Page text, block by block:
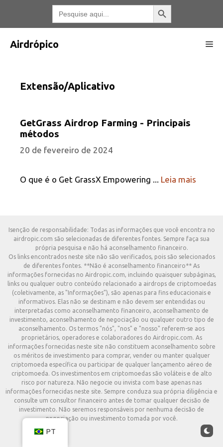
o
conteúdo
Pesquisar
por:
Botão Pesquisar
Airdrópico
Extensão/Aplicativo
GetGrass Airdrop Farming - Principais
métodos
20 de fevereiro de 2024
O que é o Get GrassX Empowering ... Leia mais
Isenção de responsabilidade: Todas as informações que você encontra no
airdropic.com são selecionadas de diferentes fontes. Sempre faça sua
própria pesquisa e não há aconselhamento financeiro.
Os links encontrados neste site não são verificados, pois são selecionados
de diferentes fontes. **Não é aconselhamento financeiro** As
informações fornecidas no Airdropic.com, incluindo quaisquer subpáginas,
links ou qualquer outro conteúdo relacionado a airdrops de criptomoedas
(coletivamente, as "Informações"), são apenas para fins educacionais e
informativos. Elas não se destinam e não devem ser entendidas ou
interpretadas como aconselhamento financeiro, aconselhamento de
investimento, aconselhamento de negociação ou qualquer outro tipo de
aconselhamento. Os termos "nós", "nos" e "nosso" referem-se aos
proprietários, operadores e colaboradores do Airdropic.com. As
informações fornecidas neste site não constituem aconselhamento sobre
os méritos de investimento para comprar, vender ou manter qualquer
criptomoeda específica ou participar de qualquer lançamento aéreo de
criptomoeda. Os investimentos em criptomoedas são voláteis e de alto
risco por natureza. Não negocie ou invista com base apenas nas
informações fornecidas neste site. Sempre conduza sua própria diligência e
consulte um consultor financeiro antes de tomar qualquer decisão de
investimento. Não seremos responsáveis por nenhuma decisão de
negociação ou investimento tomada por você.
PT